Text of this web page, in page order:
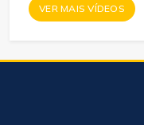
VER MAIS VÍDEOS